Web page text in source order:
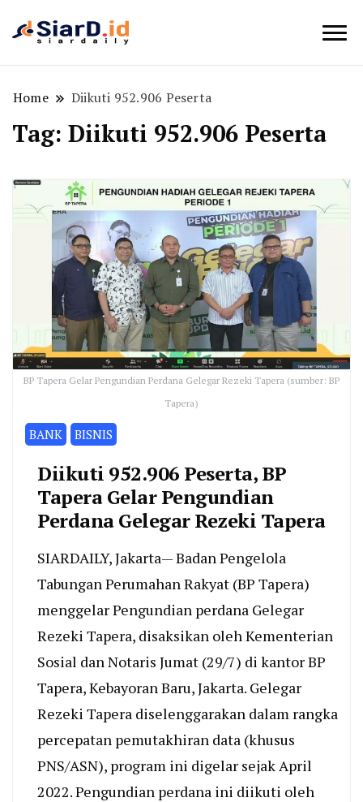
Home Diikuti 952.906 Peserta
Tag: Diikuti 952.906 Peserta
BP Tapera Gelar Pengundian Perdana Gelegar Rezeki Tapera (sumber: BP
Tapera)
BANK BISNIS
Diikuti 952.906 Peserta, BP
Tapera Gelar Pengundian
Perdana Gelegar Rezeki Tapera
SIARDAILY, Jakarta— Badan Pengelola
Tabungan Perumahan Rakyat (BP Tapera)
menggelar Pengundian perdana Gelegar
Rezeki Tapera, disaksikan oleh Kementerian
Sosial dan Notaris Jumat (29/7) di kantor BP
Tapera, Kebayoran Baru, Jakarta. Gelegar
Rezeki Tapera diselenggarakan dalam rangka
percepatan pemutakhiran data (khusus
PNS/ASN), program ini digelar sejak April
2022. Pengundian perdana ini diikuti oleh